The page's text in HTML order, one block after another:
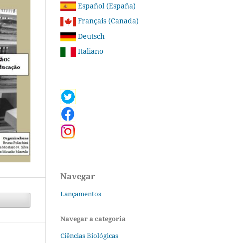
Español (España)
Français (Canada)
Deutsch
Italiano
Navegar
Lançamentos
Navegar a categoria
Ciências Biológicas